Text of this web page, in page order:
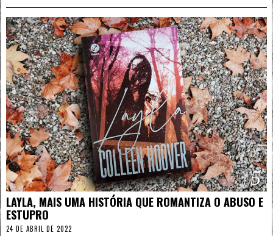
5
LAYLA, MAIS UMA HISTÓRIA QUE ROMANTIZA O ABUSO E
ESTUPRO
24 DE ABRIL DE 2022